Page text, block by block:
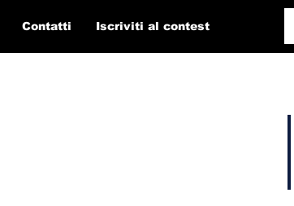
Contatti Iscriviti al contest